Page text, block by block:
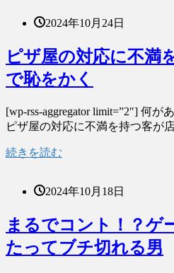
2024年10月24日
ピザ屋の対応に不満
で恥をかく
[wp-rss-aggregator limit=”2″] 何が
ピザ屋の対応に不満を持つ客が
続きを読む
2024年10月18日
まるでコント！？ゲ
たってブチ切れる男